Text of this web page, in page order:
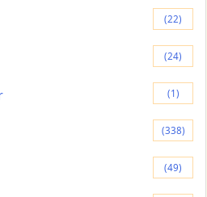
(22)
(24)
(1)
(338)
(49)